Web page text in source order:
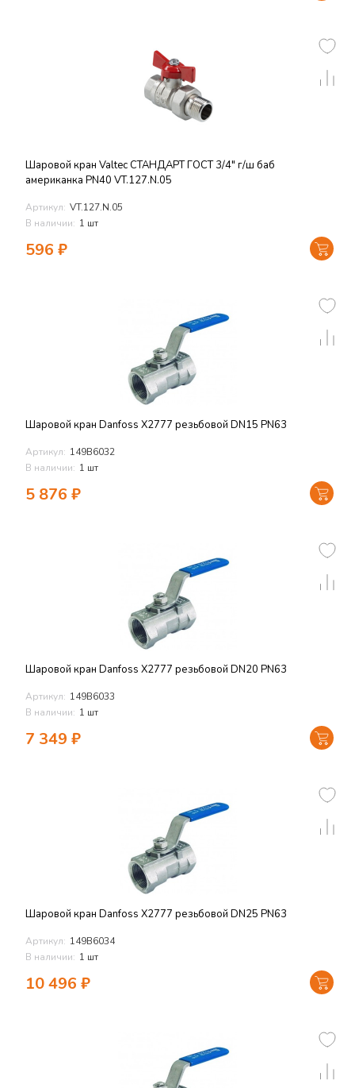
Шаровой кран Valtec СТАНДАРТ ГОСТ 3/4" г/ш баб
американка PN40 VT.127.N.05
Артикул: VT.127.N.05
В наличии: 1 шт
596 ₽
Шаровой кран Danfoss X2777 резьбовой DN15 PN63
Артикул: 149В6032
В наличии: 1 шт
5 876 ₽
Шаровой кран Danfoss X2777 резьбовой DN20 PN63
Артикул: 149В6033
В наличии: 1 шт
7 349 ₽
Шаровой кран Danfoss X2777 резьбовой DN25 PN63
Артикул: 149В6034
В наличии: 1 шт
10 496 ₽